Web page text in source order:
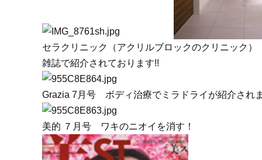
セラクリニック（アクリルブロックのクリニック）
雑誌で紹介されております!!
Grazia 7月号 ボディ治療でミラドライが紹介され
美的 ７月号 ワキのニオイを消す！